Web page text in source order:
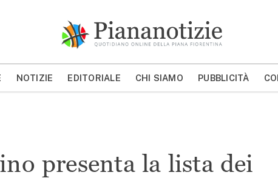
MOSTRA/NASCONDI CERCA
NOTIZIE EDITORIALE CHI SIAMO PUBBLICITÀ
presenta la lista dei